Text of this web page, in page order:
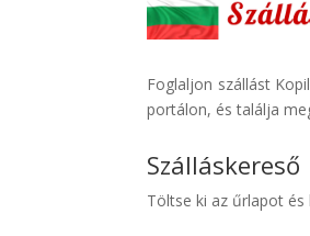
Szállásinfo.eu
Repülőjegy
Foglaljon szállást
portálon, és találja
Szálláskereső
Töltse ki az űrlapot és